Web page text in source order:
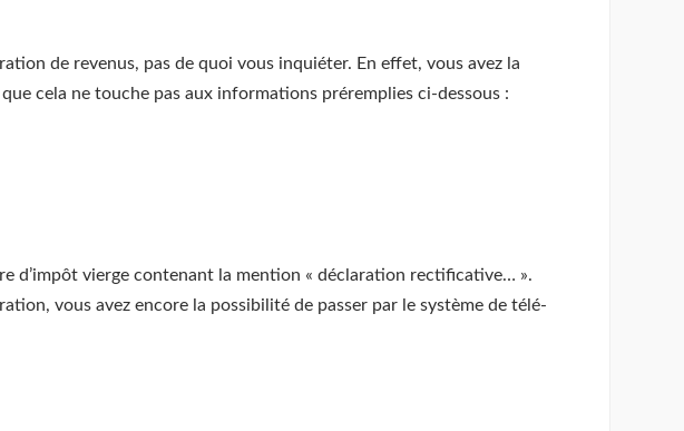
de revenus, pas de quoi vous inquiéter. En effet, vous avez la
cela ne touche pas aux informations préremplies ci-dessous :
d’impôt vierge contenant la mention « déclaration rectificative… ».
vous avez encore la possibilité de passer par le système de télé-